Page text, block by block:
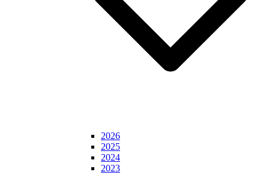
2026
2025
2024
2023